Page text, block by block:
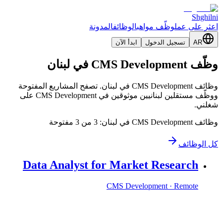
Shghilni
اعثر على عملوظّف مواهبالوظائفالمدونة
AR تسجيل الدخول ابدأ الآن
وظّف CMS Development في لبنان
وظائف CMS Development في لبنان. تصفح المشاريع المفتوحة
ووظّف مستقلين لبنانيين موثوقين في CMS Development على
شغلني.
وظائف CMS Development في لبنان: 3 من 3 مفتوحة
كل الوظائف
Data Analyst for Market Research
CMS Development · Remote